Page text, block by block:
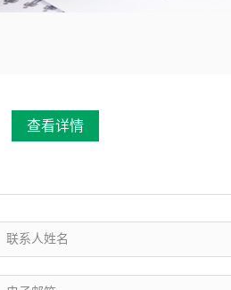
查看详情